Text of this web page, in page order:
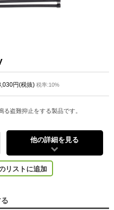
円(税抜) 税率:10%
盗難抑止をする製品です。
他の詳細を見る
リストに追加